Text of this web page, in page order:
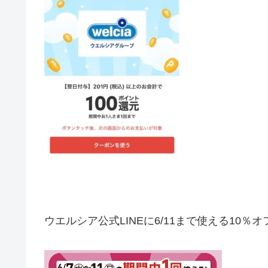
ウエルシア公式LINEに6/11まで使える10％オ